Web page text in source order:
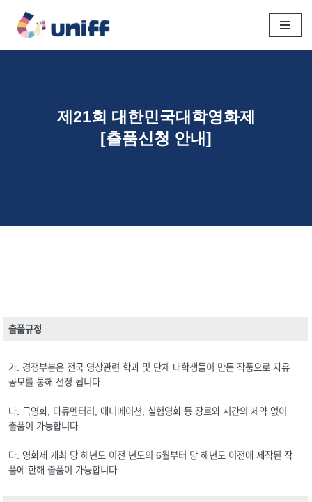
콘
텐
제21회 대한민국대학영화제
[출품신청 안내]
출품규정
가. 경쟁부분은 전국 영상관련 학과 및 단체 대학생들이 만든 작품으로 자유
공모를 통해 선정 됩니다.
나. 극영화, 다큐멘터리, 애니메이션, 실험영화 등 장르와 시간의 제약 없이
출품이 가능합니다.
다. 영화제 개최 당 해년도 이전 년도의 6월부터 당 해년도 이전에 제작된 작
품에 한해 출품이 가능합니다.